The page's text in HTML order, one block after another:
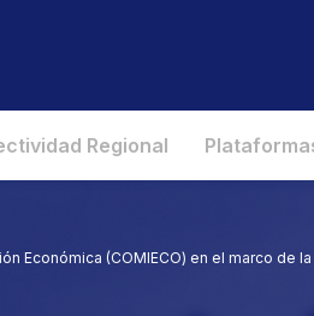
Regional
Económica (COMIECO) en el marco de